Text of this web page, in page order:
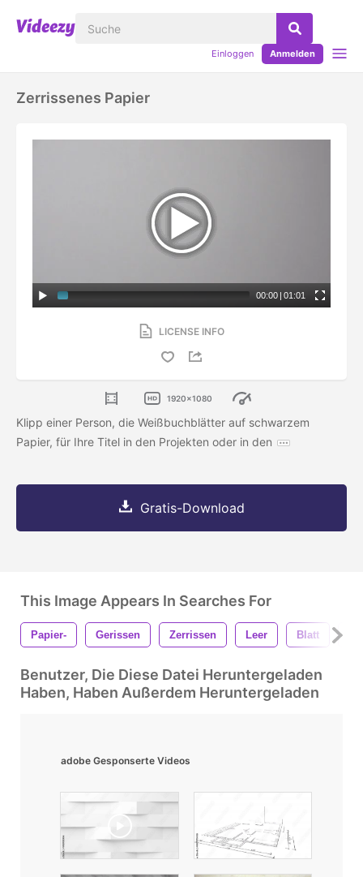
Einloggen Anmelden
Zerrissenes Papier
00:00 | 01:01
LICENSE INFO
1920x1080
Klipp einer Person, die Weißbuchblätter auf schwarzem
Papier, für Ihre Titel in den Projekten oder in den
Gratis-Download
This Image Appears In Searches For
Papier- Gerissen Zerrissen Leer Blatt
Benutzer, Die Diese Datei Heruntergeladen
Haben, Haben Außerdem Heruntergeladen
adobe Gesponserte Videos